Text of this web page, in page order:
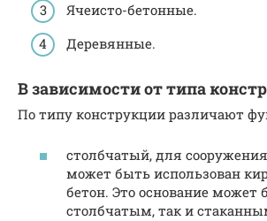
Ячеисто-бетонные.
Деревянные.
В зависимости от типа
По типу конструкции различают
столбчатый, для сооружения
может быть использован
бетон. Это основание может
столбчатым, так и